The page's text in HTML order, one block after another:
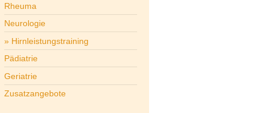
Rheuma
Neurologie
Hirnleistungstraining
Pädiatrie
Geriatrie
Zusatzangebote